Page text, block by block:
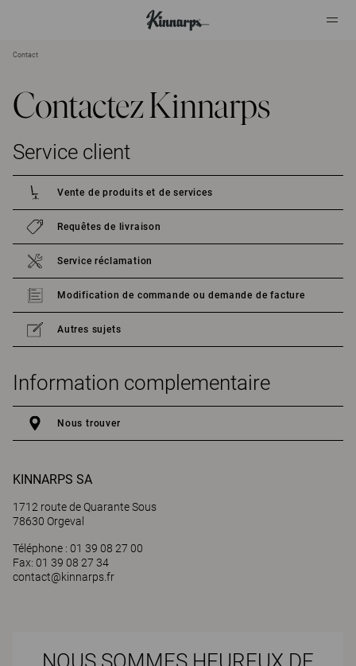
Contact
Contactez Kinnarps
Service client
Vente de produits et de services
Requêtes de livraison
Service réclamation
Modification de commande ou demande de facture
Autres sujets
Information complementaire
Nous trouver
KINNARPS SA
1712 route de Quarante Sous
78630 Orgeval
Téléphone : 01 39 08 27 00
Fax: 01 39 08 27 34
contact@kinnarps.fr
NOUS SOMMES HEUREUX DE